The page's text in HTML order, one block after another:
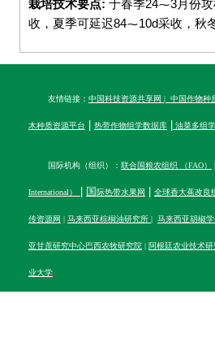
栽培技术要点: 于春季24⁓3月份攻
收，夏季可延迟84⁓10d采收，秋
友情链接： 中国科技资源共享网 | 中国作物种
木种质资源平台 热带作物组学数据库| 油菜多组
国际机构（组织）： 联合国粮农组织 （FAO） |
International） 国际热带水果网 全球香大蕉改良
传资源网 | 马来西亚棕榈油研究所 | 马来西亚胡椒
亚甘蔗研究中心巴西农牧研究院| 阿根廷农业技术研
业大学